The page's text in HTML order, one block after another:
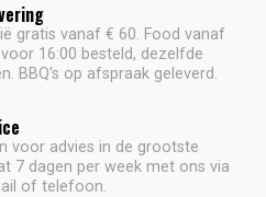
gratis vanaf € 60. Food vanaf
16:00 besteld, dezelfde
BBQ's op afspraak geleverd.
voor advies in de grootste
7 dagen per week met ons via
of telefoon.